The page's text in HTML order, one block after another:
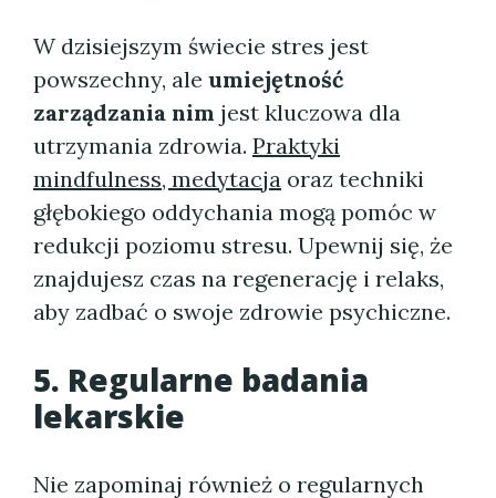
W dzisiejszym świecie stres jest
powszechny, ale umiejętność
zarządzania nim jest kluczowa dla
utrzymania zdrowia. Praktyki
mindfulness, medytacja oraz techniki
głębokiego oddychania mogą pomóc w
redukcji poziomu stresu. Upewnij się, że
znajdujesz czas na regenerację i relaks,
aby zadbać o swoje zdrowie psychiczne.
5. Regularne badania
lekarskie
Nie zapominaj również o regularnych